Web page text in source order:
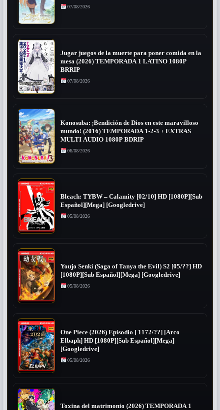
07/08/2026
Jugar juegos de la muerte para poner comida en la
mesa (2026) TEMPORADA 1 LATINO 1080P
BRRIP
07/08/2026
Konosuba: ¡Bendición de Dios en este maravilloso
mundo! (2016) TEMPORADA 1-2-3 + EXTRAS
MULTI AUDIO 1080P BDRIP
06/08/2026
Bleach: TYBW – Calamity [02/10] HD [1080P][Sub
Español][Mega] [Googledrive]
05/08/2026
Youjo Senki (Saga of Tanya the Evil) S2 [05/??] HD
[1080P][Sub Español][Mega] [Googledrive]
05/08/2026
One Piece (2026) Episodio [ 1172/??] [Arco
Elbaph] HD [1080P][Sub Español][Mega]
[Googledrive]
05/08/2026
Toxina del matrimonio (2026) TEMPORADA 1